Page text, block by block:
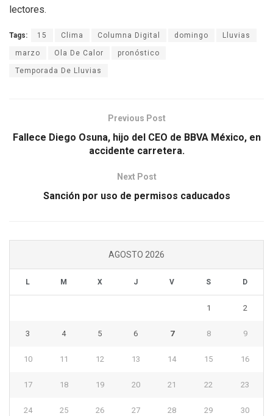
lectores.
Tags: 15 Clima Columna Digital domingo Lluvias
marzo Ola De Calor pronóstico
Temporada De Lluvias
Previous Post
Fallece Diego Osuna, hijo del CEO de BBVA México, en
accidente carretera.
Next Post
Sanción por uso de permisos caducados
AGOSTO 2026
L M X J V S D
1 2
3 4 5 6 7 8 9
10 11 12 13 14 15 16
17 18 19 20 21 22 23
24 25 26 27 28 29 30